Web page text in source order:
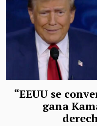
“EEUU se
gana